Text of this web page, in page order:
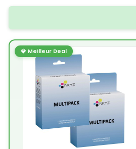
💎 Meilleur Deal